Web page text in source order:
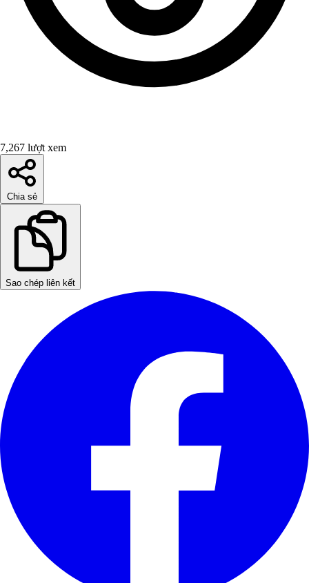
7,267 lượt xem
Chia sẻ
Sao chép liên kết